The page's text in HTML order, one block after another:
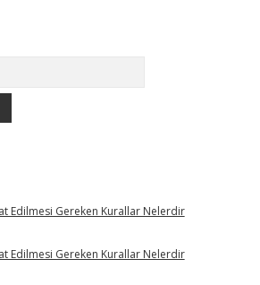
Edilmesi Gereken Kurallar Nelerdir
Edilmesi Gereken Kurallar Nelerdir